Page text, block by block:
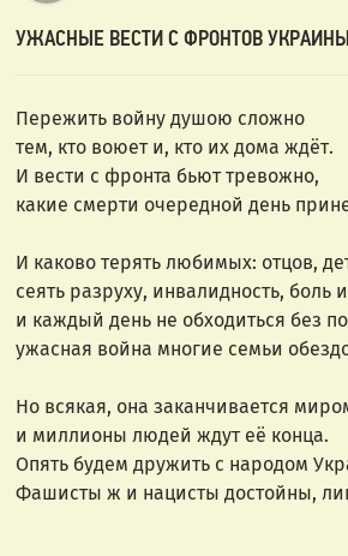
УЖАСНЫЕ ВЕСТИ С ФРОНТОВ УКРАИНЫ
Пережить войну душою сложно
тем, кто воюет и, кто их дома ждёт.
И вести с фронта бьют тревожно,
какие смерти очередной день
И каково терять любимых: отцов,
сеять разруху, инвалидность, боль
и каждый день не обходиться без
ужасная война многие семьи
Но всякая, она заканчивается
и миллионы людей ждут её конца.
Опять будем дружить с народом
Фашисты ж и нацисты достойны,